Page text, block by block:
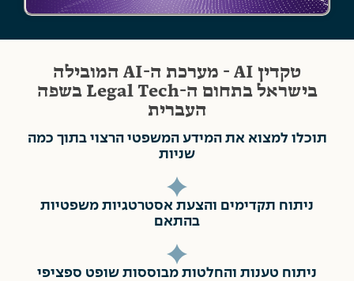
טקדין AI - מערכת ה-AI המובילה
בישראל בתחום ה-Legal Tech בשפה
העברית
תוכלו למצוא את המידע המשפטי הרצוי בתוך כמה
שניות
ניתוח תקדימים והצעת אסטרטגיות משפטיות
בהתאם
ניתוח טענות והחלטות מבוססות שופט ספציפי